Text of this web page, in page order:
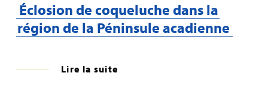
Éclosion de coqueluche dans la
région de la Péninsule acadienne
Lire la suite